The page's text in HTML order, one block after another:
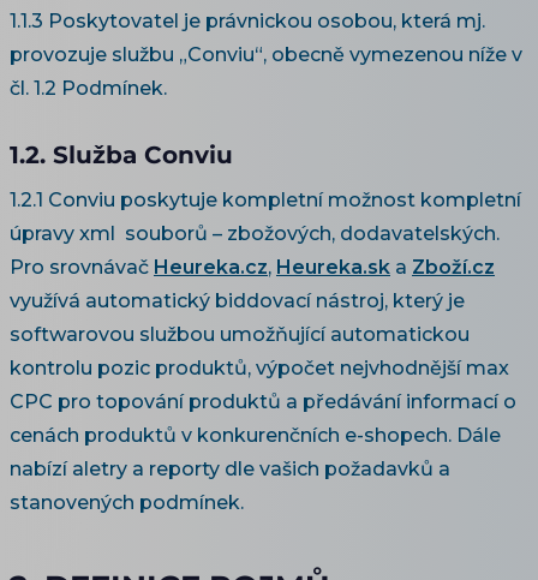
1.1.3 Poskytovatel je právnickou osobou, která mj.
provozuje službu „Conviu“, obecně vymezenou níže v
čl. 1.2 Podmínek.
1.2. Služba Conviu
1.2.1 Conviu poskytuje kompletní možnost kompletní
úpravy xml souborů – zbožových, dodavatelských.
Pro srovnávač Heureka.cz, Heureka.sk a Zboží.cz
využívá automatický biddovací nástroj, který je
softwarovou službou umožňující automatickou
kontrolu pozic produktů, výpočet nejvhodnější max
CPC pro topování produktů a předávání informací o
cenách produktů v konkurenčních e-shopech. Dále
nabízí aletry a reporty dle vašich požadavků a
stanovených podmínek.